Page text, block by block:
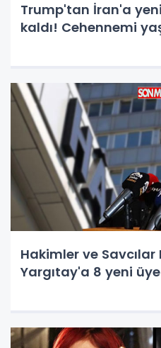
Trump'tan İran'a
kaldı! Cehennemi
Hakimler ve
Yargıtay'a 8 yeni üye